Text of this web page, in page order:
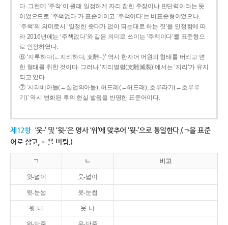
다. 그런데 ‘주착’이 원래 일정하게 자리 잡힌 주장이나 판단력이라는 뜻
이었으므로 ‘주책없다’가 표준어이고 ‘주책이다’는 비표준형이었으나,
‘주책’의 의미로서 ‘일정한 줏대가 없이 되는대로 하는 짓’을 인정함에 따
라 2016년에는 ‘주책없다’와 같은 의미로 쓰이는 ‘주책이다’를 표준형으
로 인정하였다.
⑥ ‘지루하다(←지리하다, 支離--)’ 역시 한자어 어원의 형태를 버리고 변
한 형태를 취한 것이다. 그러나 ‘지리멸렬(支離滅裂)’에서는 ‘지리’가 유지
되고 있다.
⑦ ‘시러베아들(←실업의아들), 허드레(←허드래), 호루라기(←호루루
기)’ 역시 변화된 후의 현실 발음을 반영한 표준어이다.
제12항 ‘웃-’ 및 ‘윗-’은 명사 ‘위’에 맞추어 ‘윗-’으로 통일한다.(ㄱ을 표준
어로 삼고, ㄴ을 버림.)
ㄱ ㄴ 비고
윗-넓이 웃-넓이
윗-눈썹 웃-눈썹
윗-니 웃-니